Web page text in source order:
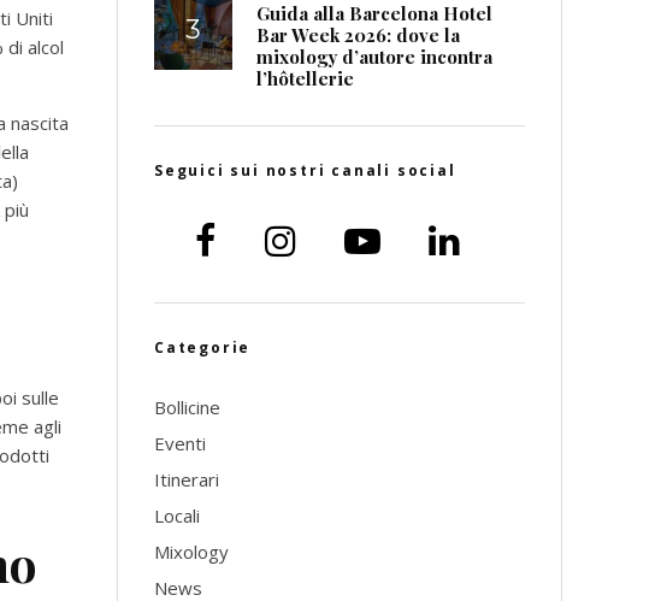
Uniti
di alcol
nascita
sulle
agli
Guida alla Barcelona Hotel
Bar Week 2026: dove la
mixology d’autore incontra
l’hôtellerie
Seguici sui nostri canali social
Categorie
Bollicine
Eventi
Itinerari
Locali
Mixology
News